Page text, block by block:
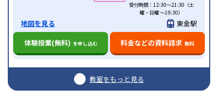
受付時間：12:30～21:30（土
曜・日曜 ～19:30）
地図を見る
東金駅
体験授業(無料) を申し込む 料金などの資料請求 無料
教室をもっと見る